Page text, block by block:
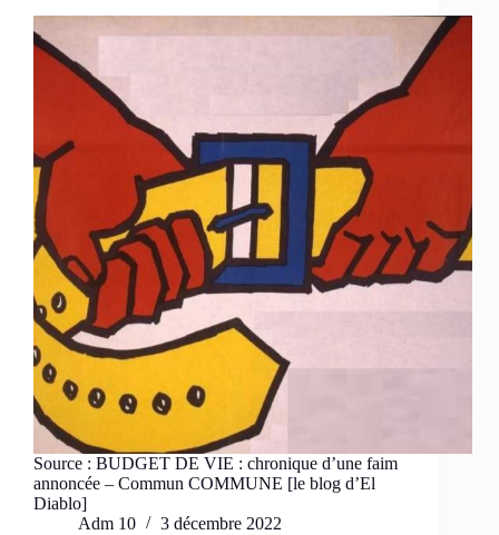
Source : BUDGET DE VIE : chronique d’une faim
annoncée – Commun COMMUNE [le blog d’El
Diablo]
Adm 10
3 décembre 2022